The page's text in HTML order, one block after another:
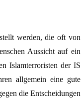
werden, die oft von
Aussicht auf ein
Islamterroristen der IS
allgemein eine gute
die Entscheidungen